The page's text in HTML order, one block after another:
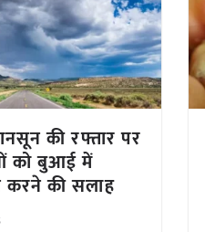
की रफ्तार पर
को बुआई में
करने की सलाह